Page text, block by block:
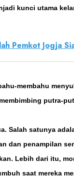
kunci utama
Pemkot Jogja
membahu
putra-
Salah satunya
dan penampilan
Lebih dari itu,
saat mereka